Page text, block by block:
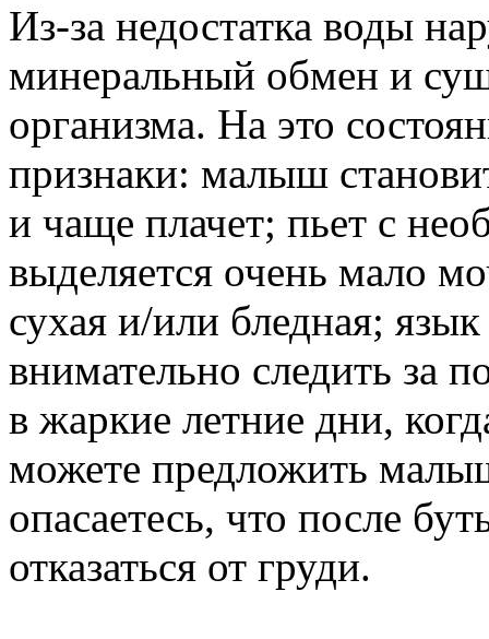
Из-за недостатка воды
минеральный обмен и
организма. На это
признаки: малыш
и чаще плачет; пьет с
выделяется очень мало
сухая и/или бледная;
внимательно следить за
в жаркие летние дни,
можете предложить
опасаетесь, что после
отказаться от груди.